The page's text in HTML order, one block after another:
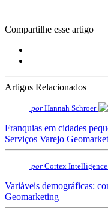
Compartilhe esse artigo
Artigos Relacionados
por Hannah Schroer
Franquias em cidades
Serviços Varejo
por Cortex Intelligence
Variáveis demográficas:
Geomarketing